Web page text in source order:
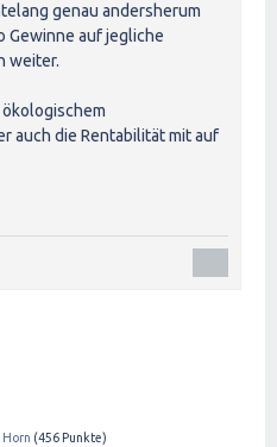
genau andersherum
Gewinne auf jegliche
weiter.
auch die Rentabilität mit auf
Horn (456 Punkte)